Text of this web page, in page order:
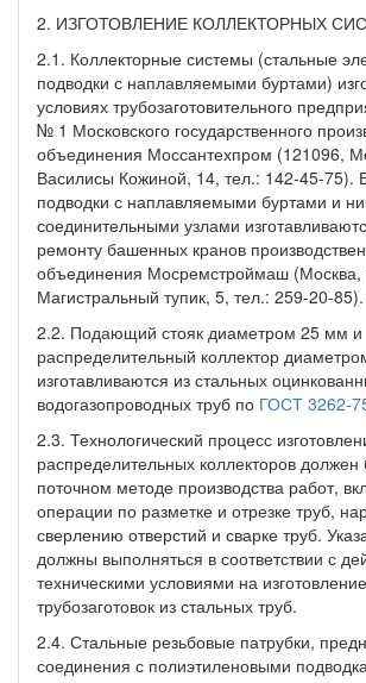
2. ИЗГОТОВЛЕНИЕ КОЛЛЕКТОРНЫХ
2.1. Коллекторные системы (стальные
подводки с наплавляемыми буртами)
условиях трубозаготовительного
№ 1 Московского государственного
объединения Моссантехпром (121096,
Василисы Кожиной, 14, тел.: 142-45-75).
подводки с наплавляемыми буртами и
соединительными узлами
ремонту башенных кранов
объединения Мосремстроймаш (Москва,
Магистральный тупик, 5, тел.: 259-20-85).
2.2. Подающий стояк диаметром 25 мм и
распределительный коллектор
изготавливаются из стальных
водогазопроводных труб по ГОСТ 3262-
2.3. Технологический процесс
распределительных коллекторов должен
поточном методе производства работ,
операции по разметке и отрезке труб,
сверлению отверстий и сварке труб.
должны выполняться в соответствии с
техническими условиями на
трубозаготовок из стальных труб.
2.4. Стальные резьбовые патрубки,
соединения с полиэтиленовыми